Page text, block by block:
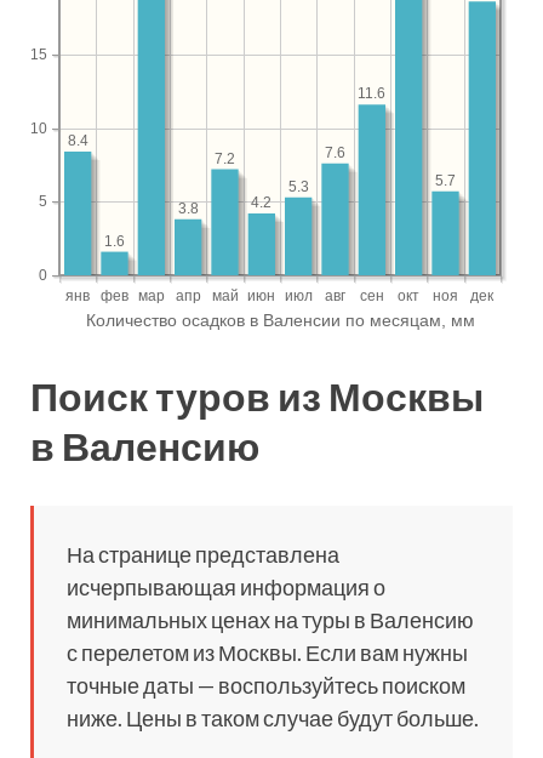
Поиск туров из Москвы
в Валенсию
На странице представлена
исчерпывающая информация о
минимальных ценах на туры в Валенсию
с перелетом из Москвы. Если вам нужны
точные даты — воспользуйтесь поиском
ниже. Цены в таком случае будут больше.